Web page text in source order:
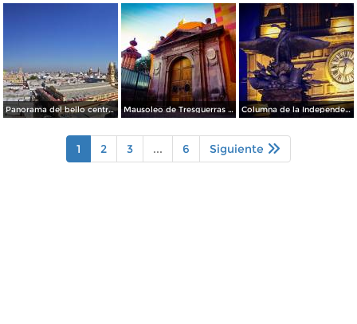
Panorama del bello centro histórico de Celaya Mausoleo de Tresguerras / Capilla de los Dolores Columna de la Independencia de noche
1 2 3 ... 6 Siguiente